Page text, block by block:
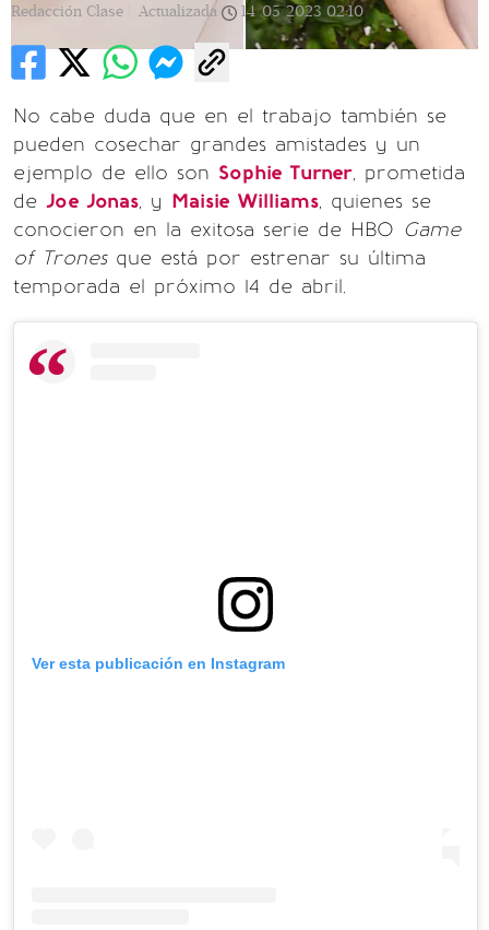
Redacción Clase |
Actualizada 14/05/2023 02:10
No cabe duda que en el trabajo también se
pueden cosechar grandes amistades y un
ejemplo de ello son Sophie Turner, prometida
de Joe Jonas, y Maisie Williams, quienes se
conocieron en la exitosa serie de HBO Game
of Tronesque está por estrenar su última
temporada el próximo 14 de abril.
Ver esta publicación en Instagram